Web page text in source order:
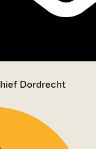
Dordrecht